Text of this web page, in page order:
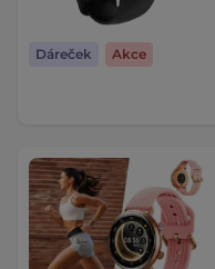
Dáreček Akce